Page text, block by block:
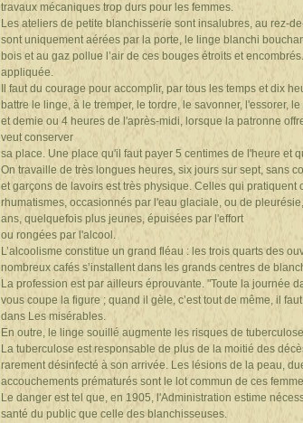
travaux mécaniques trop durs pour les femmes.
Les ateliers de petite blanchisserie sont insalubres, au rez-
sont uniquement aérées par la porte, le linge blanchi
bois et au gaz pollue l’air de ces bouges étroits et
appliquée.
Il faut du courage pour accomplir, par tous les temps et dix
battre le linge, à le tremper, le tordre, le savonner, l'essorer,
et demie ou 4 heures de l'après-midi, lorsque la patronne
veut conserver
sa place. Une place qu'il faut payer 5 centimes de l'heure et
On travaille de très longues heures, six jours sur sept, sans
et garçons de lavoirs est très physique. Celles qui
rhumatismes, occasionnés par l'eau glaciale, ou de
ans, quelquefois plus jeunes, épuisées par l'effort
ou rongées par l'alcool.
L’alcoolisme constitue un grand fléau : les trois quarts des
nombreux cafés s’installent dans les grands centres de
La profession est par ailleurs éprouvante. "Toute la journée
vous coupe la figure ; quand il gèle, c’est tout de même, il
dans Les misérables.
En outre, le linge souillé augmente les risques de
La tuberculose est responsable de plus de la moitié des
rarement désinfecté à son arrivée. Les lésions de la peau,
accouchements prématurés sont le lot commun de ces
Le danger est tel que, en 1905, l'Administration estime
santé du public que celle des blanchisseuses.